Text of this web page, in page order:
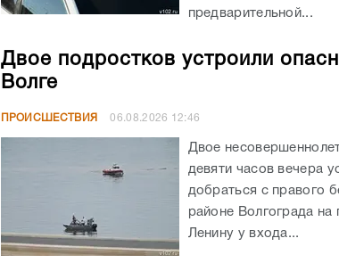
предварительной...
Двое подростков устроили
Волге
ПРОИСШЕСТВИЯ 06.08.2026 12:46
Двое
девяти часов вечера
добраться с правого
районе Волгограда на
Ленину у входа...